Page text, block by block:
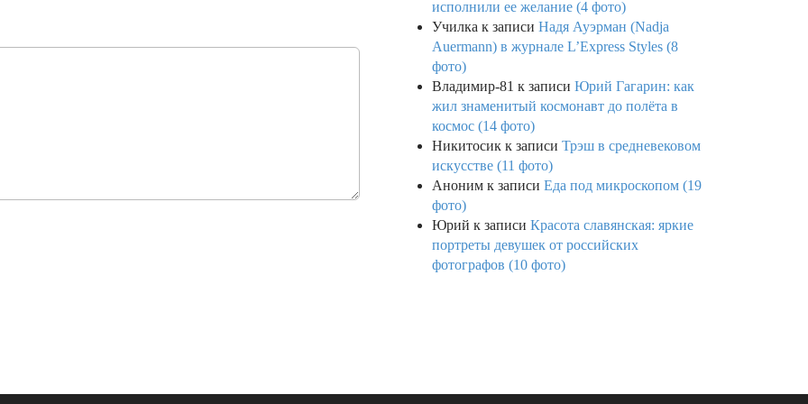
исполнили ее желание (4 фото)
Училка к записи Надя Ауэрман (Nadja
Auermann) в журнале L’Express Styles (8
фото)
Владимир-81 к записи Юрий Гагарин: как
жил знаменитый космонавт до полёта в
космос (14 фото)
Никитосик к записи Трэш в средневековом
искусстве (11 фото)
Аноним к записи Еда под микроскопом (19
фото)
Юрий к записи Красота славянская: яркие
портреты девушек от российских
фотографов (10 фото)